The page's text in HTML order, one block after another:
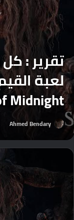
تقرير :
لعبة
Midnight!
Ahmed Bendary